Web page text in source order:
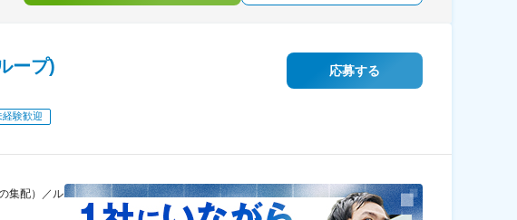
ープ)
経験歓迎
応募する
集配）／ル